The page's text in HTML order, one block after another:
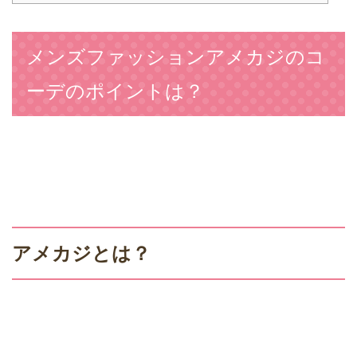
メンズファッションアメカジのコ
ーデのポイントは？
アメカジとは？